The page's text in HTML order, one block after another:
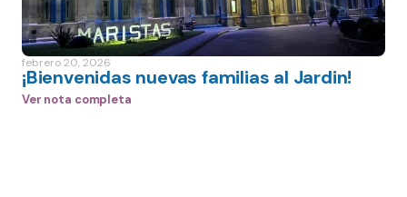
febrero 20, 2026
¡Bienvenidas nuevas familias al Jardin!
Ver nota completa